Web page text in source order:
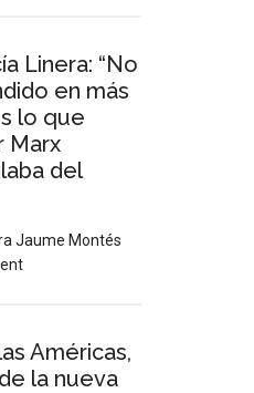
Linera: “No
en más
lo que
Marx
del
Jaume Montés
Américas,
la nueva